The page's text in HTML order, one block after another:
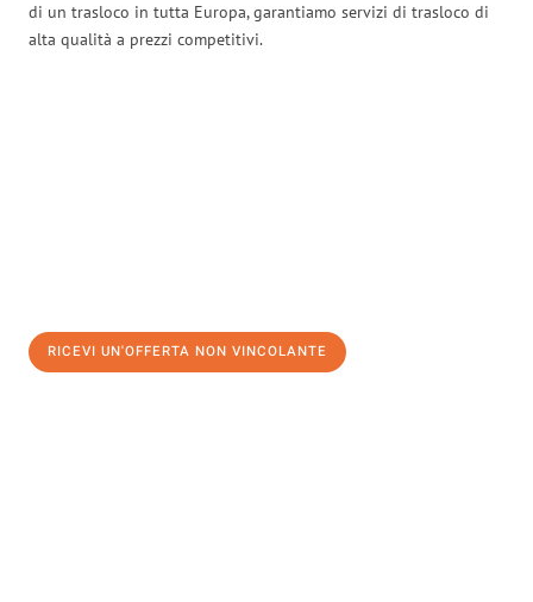
di un trasloco in tutta Europa, garantiamo servizi di trasloco di
alta qualità a prezzi competitivi.
RICEVI UN'OFFERTA NON VINCOLANTE